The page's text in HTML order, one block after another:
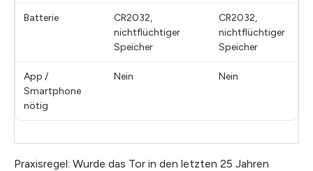
Batterie
CR2032,
nichtflüchtiger
Speicher
CR2032,
nichtflüchtiger
Speicher
App /
Smartphone
nötig
Nein Nein
Praxisregel: Wurde das Tor in den letzten 25 Jahren